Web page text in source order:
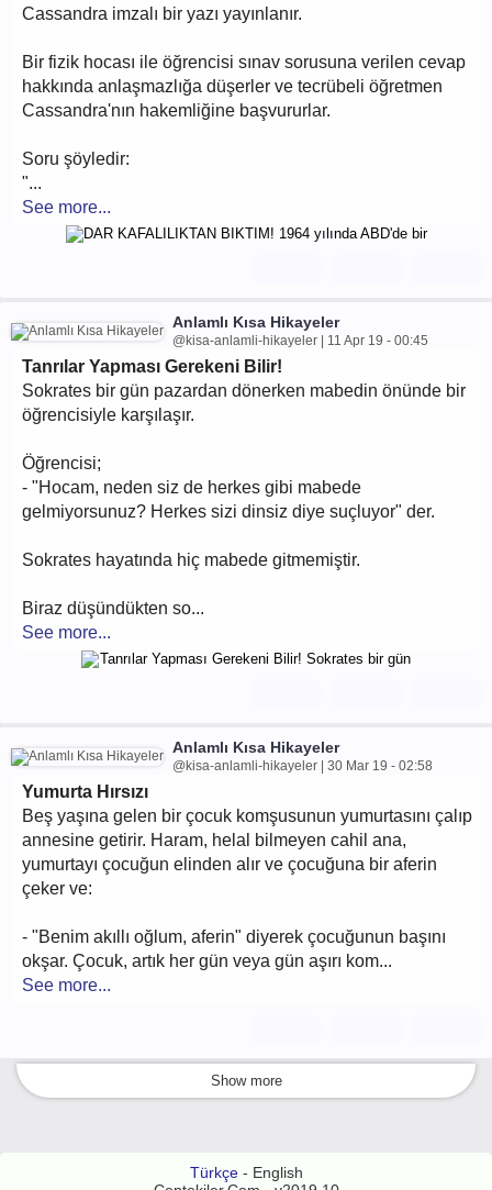
Cassandra imzalı bir yazı yayınlanır.
Bir fizik hocası ile öğrencisi sınav sorusuna verilen cevap
hakkında anlaşmazlığa düşerler ve tecrübeli öğretmen
Cassandra'nın hakemliğine başvururlar.
Soru şöyledir:
"...
See more...
Anlamlı Kısa Hikayeler
@kisa-anlamli-hikayeler | 11 Apr 19 - 00:45
Tanrılar Yapması Gerekeni Bilir!
Sokrates bir gün pazardan dönerken mabedin önünde bir
öğrencisiyle karşılaşır.
Öğrencisi;
- "Hocam, neden siz de herkes gibi mabede
gelmiyorsunuz? Herkes sizi dinsiz diye suçluyor" der.
Sokrates hayatında hiç mabede gitmemiştir.
Biraz düşündükten so...
See more...
Anlamlı Kısa Hikayeler
@kisa-anlamli-hikayeler | 30 Mar 19 - 02:58
Yumurta Hırsızı
Beş yaşına gelen bir çocuk komşusunun yumurtasını çalıp
annesine getirir. Haram, helal bilmeyen cahil ana,
yumurtayı çocuğun elinden alır ve çocuğuna bir aferin
çeker ve:
- "Benim akıllı oğlum, aferin" diyerek çocuğunun başını
okşar. Çocuk, artık her gün veya gün aşırı kom...
See more...
Show more
Türkçe- English